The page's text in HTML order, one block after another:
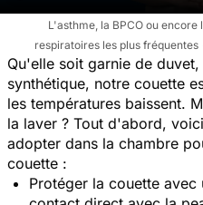
L'asthme, la BPCO ou
respiratoires les plus fréquentes
Qu'elle soit garnie de
synthétique, notre couette
les températures baissent.
la laver ? Tout d'abord,
adopter dans la chambre
couette :
Protéger la couette